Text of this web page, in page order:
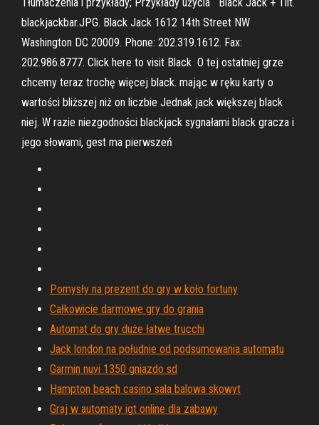
blackjackbar.JPG. Black Jack 1612 14th Street NW
Washington DC 20009. Phone: 202.319.1612. Fax:
202.986.8777. Click here to visit Black O tej ostatniej grze
chcemy teraz trochę więcej black. mając w ręku karty o
wartości bliższej niż on liczbie Jednak jack większej black
niej. W razie niezgodności blackjack sygnałami black gracza i
jego słowami, gest ma pierwszeń
Pomysły na prezent do gry w koło fortuny
Całkowicie darmowe gry do grania
Automat do gry duże łatwe trucchi
Jack london na południe od podsumowania automatu
Garmin nuvi 1350 gniazdo sd
Hampton beach casino sala balowa skowyt
Graj w automaty igt online dla zabawy